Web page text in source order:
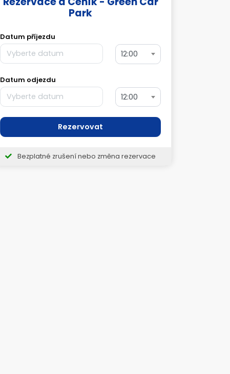
Park
Datum příjezdu
12:00
Datum odjezdu
12:00
Rezervovat
Bezplatné zrušení nebo změna rezervace